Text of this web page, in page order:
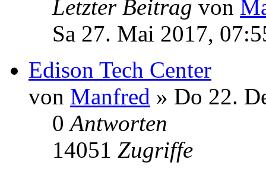
Letzter Beitrag von
Sa 27. Mai 2017,
Edison Tech Center
von Manfred » Do 22.
0Antworten
14051 Zugriffe